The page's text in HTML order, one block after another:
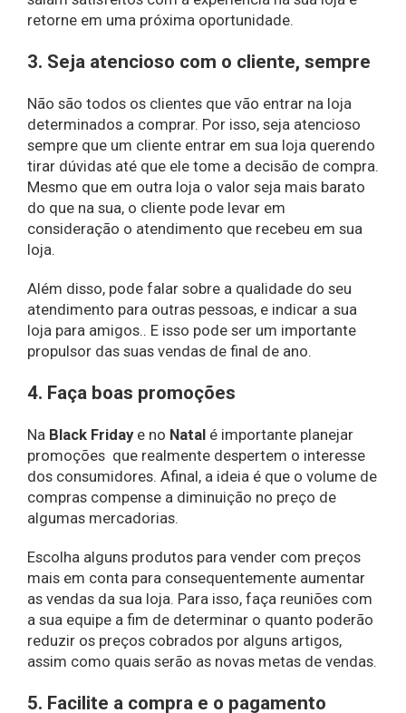
retorne em uma próxima oportunidade.
3. Seja atencioso com o cliente, sempre
Não são todos os clientes que vão entrar na loja
determinados a comprar. Por isso, seja atencioso
sempre que um cliente entrar em sua loja querendo
tirar dúvidas até que ele tome a decisão de compra.
Mesmo que em outra loja o valor seja mais barato
do que na sua, o cliente pode levar em
consideração o atendimento que recebeu em sua
loja.
Além disso, pode falar sobre a qualidade do seu
atendimento para outras pessoas, e indicar a sua
loja para amigos.. E isso pode ser um importante
propulsor das suas vendas de final de ano.
4. Faça boas promoções
Na Black Fridaye no Natal é importante planejar
promoções que realmente despertem o interesse
dos consumidores. Afinal, a ideia é que o volume de
compras compense a diminuição no preço de
algumas mercadorias.
Escolha alguns produtos para vender com preços
mais em conta para consequentemente aumentar
as vendas da sua loja. Para isso, faça reuniões com
a sua equipe a fim de determinar o quanto poderão
reduzir os preços cobrados por alguns artigos,
assim como quais serão as novas metas de vendas.
5. Facilite a compra e o pagamento